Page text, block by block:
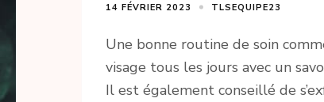
14 FÉVRIER 2023 TLSEQUIPE23
Une bonne routine de soin
visage tous les jours avec un
Il est également conseillé de